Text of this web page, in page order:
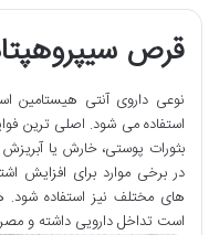
قرص
نوعی داروی آنتی هیستامین
استفاده می شود. اصلی ترین
بثورات پوستی، خارش یا
در برخی موارد برای افزایش
های مختلف نیز استفاده شود.
است تداخل دارویی داشته و